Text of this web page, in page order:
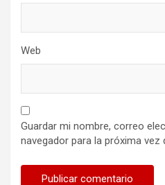
Web
Guardar mi nombre, correo
navegador para la próxima vez